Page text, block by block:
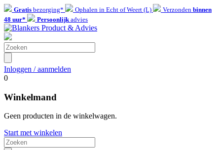
Gratis bezorging* Ophalen in Echt of Weert (L) Verzonden binnen
48 uur*
Persoonlijkadvies
Inloggen / aanmelden
0
Winkelmand
Geen producten in de winkelwagen.
Start met winkelen